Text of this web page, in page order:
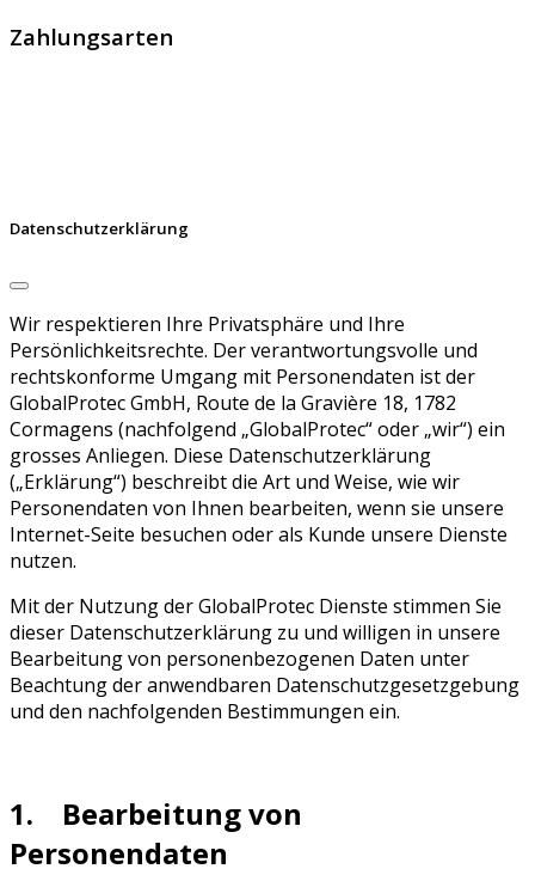
Zahlungsarten
Datenschutzerklärung
Wir respektieren Ihre Privatsphäre und Ihre
Persönlichkeitsrechte. Der verantwortungsvolle und
rechtskonforme Umgang mit Personendaten ist der
GlobalProtec GmbH, Route de la Gravière 18, 1782
Cormagens (nachfolgend „GlobalProtec“ oder „wir“) ein
grosses Anliegen. Diese Datenschutzerklärung
(„Erklärung“) beschreibt die Art und Weise, wie wir
Personendaten von Ihnen bearbeiten, wenn sie unsere
Internet-Seite besuchen oder als Kunde unsere Dienste
nutzen.
Mit der Nutzung der GlobalProtec Dienste stimmen Sie
dieser Datenschutzerklärung zu und willigen in unsere
Bearbeitung von personenbezogenen Daten unter
Beachtung der anwendbaren Datenschutzgesetzgebung
und den nachfolgenden Bestimmungen ein.
1. Bearbeitung von
Personendaten